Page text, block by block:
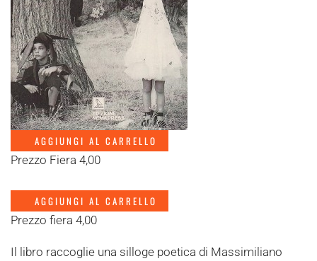
AGGIUNGI AL CARRELLO
Prezzo Fiera 4,00
AGGIUNGI AL CARRELLO
Prezzo fiera 4,00
Il libro raccoglie una silloge poetica di Massimiliano